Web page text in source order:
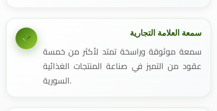
سمعة العلامة التجارية
سمعة موثوقة وراسخة تمتد لأكثر من خمسة
عقود من التميز في صناعة المنتجات الغذائية
السورية.